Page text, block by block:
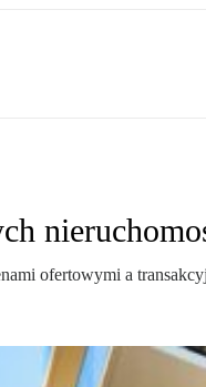
ofertowymi a